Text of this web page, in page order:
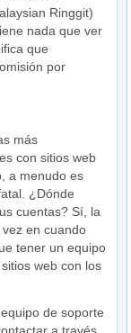
Ringgit)
nada que ver
que
por
más
con sitios web
a menudo es
¿Dónde
cuentas? Sí, la
en cuando
tener un equipo
web con los
de soporte